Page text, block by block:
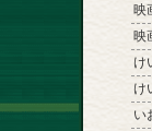
映
映
け
け
い